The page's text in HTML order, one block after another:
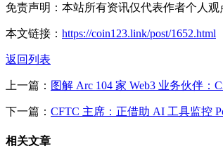
免责声明：本站所有资讯仅代表作者个人观
本文链接： https://coin123.link/post/1652.html
返回列表
上一篇： 图解 Arc 104 家 Web3 业务伙伴：
下一篇： CFTC 主席：正借助 AI 工具监控
相关文章